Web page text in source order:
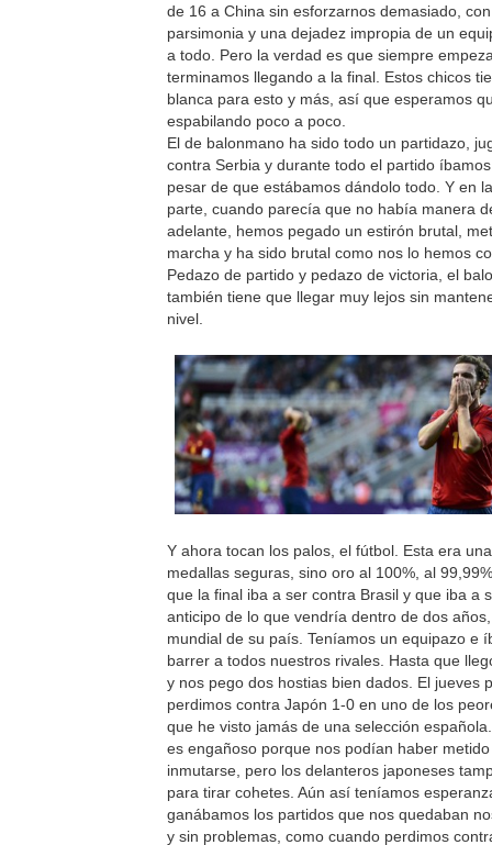
de 16 a China sin esforzarnos demasiado,
parsimonia y una dejadez impropia de un
a todo. Pero la verdad es que siempre
terminamos llegando a la final. Estos chicos
blanca para esto y más, así que esperamos
espabilando poco a poco.
El de balonmano ha sido todo un partidazo,
contra Serbia y durante todo el partido
pesar de que estábamos dándolo todo. Y en
parte, cuando parecía que no había manera
adelante, hemos pegado un estirón brutal,
marcha y ha sido brutal como nos lo hemos
Pedazo de partido y pedazo de victoria, el
también tiene que llegar muy lejos sin
nivel.
Y ahora tocan los palos, el fútbol. Esta era
medallas seguras, sino oro al 100%, al
que la final iba a ser contra Brasil y que iba a
anticipo de lo que vendría dentro de dos
mundial de su país. Teníamos un equipazo e
barrer a todos nuestros rivales. Hasta que
y nos pego dos hostias bien dados. El jueves
perdimos contra Japón 1-0 en uno de los
que he visto jamás de una selección
es engañoso porque nos podían haber
inmutarse, pero los delanteros japoneses
para tirar cohetes. Aún así teníamos
ganábamos los partidos que nos quedaban
y sin problemas, como cuando perdimos